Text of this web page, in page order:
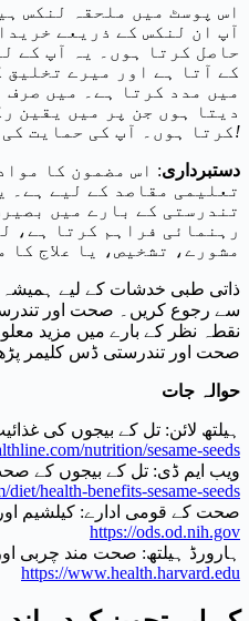
اس پوسٹ میں ملحقہ لنکس
آپ ان لنکس کے ذریعے
حاصل کرتا ہوں۔ یہ آپ کے
کے آتا ہے اور میرے
میں مدد کرتا ہے۔ میں
دیتا ہوں جن پر میں یقین
کرتا ہوں۔ آپ کی حمایت!
دستبرداری: اس مضمون کا
تعلیمی مقاصد کے لیے ہے۔
تندرستی کے بارے میں
رہنمائی فراہم کرتا ہے،
مشورے، تشخیص، یا علاج کا
ذاتی طبی خدشات کے لیے ہمیشہ
سے رجوع کریں۔ صحت اور
نقطہ نظر کے بارے میں مزید
صحت اور تندرستی ڈس کلیمر
حوالہ جات
ہیلتھ لائن: تل کے بیجوں کی
nutrition/sesame-seeds
ویب ایم ڈی: تل کے بیجوں کے
health-benefits-sesame-seeds
صحت کے قومی ادارے: کیلشیم
https://ods.od.nih.gov
ہارورڈ ہیلتھ: صحت مند چربی
https://www.health.harvard.edu